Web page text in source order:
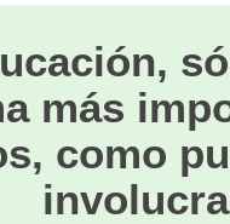
más
como